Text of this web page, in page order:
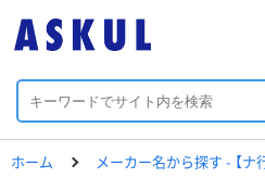
ホーム メーカー名から探す - 【ナ